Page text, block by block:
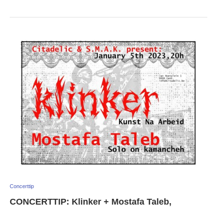
Concerttip
CONCERTTIP: Klinker + Mostafa Taleb,